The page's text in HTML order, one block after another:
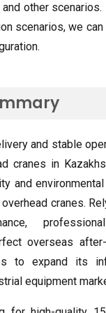
other scenarios.
scenarios,we can
.
and stable
cranes in
and
cranes.
,
overseas
to expand its
equipment